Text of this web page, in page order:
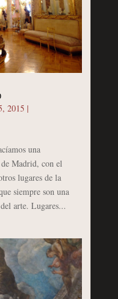
2015 |
una
de Madrid, con el
lugares de la
siempre son una
arte. Lugares...